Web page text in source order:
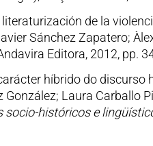
literaturización de la
Sánchez Zapatero;
Editora, 2012, pp.
híbrido do
González; Laura Carballo
socio-históricos e